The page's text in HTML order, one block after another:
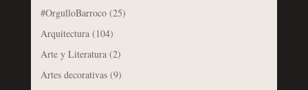
#OrgulloBarroco(25)
Arquitectura(104)
Arte y Literatura(2)
Artes decorativas(9)